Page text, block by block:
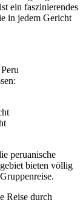
ein faszinierendes
in jedem Gericht
peruanische
bieten völlig
Reise durch